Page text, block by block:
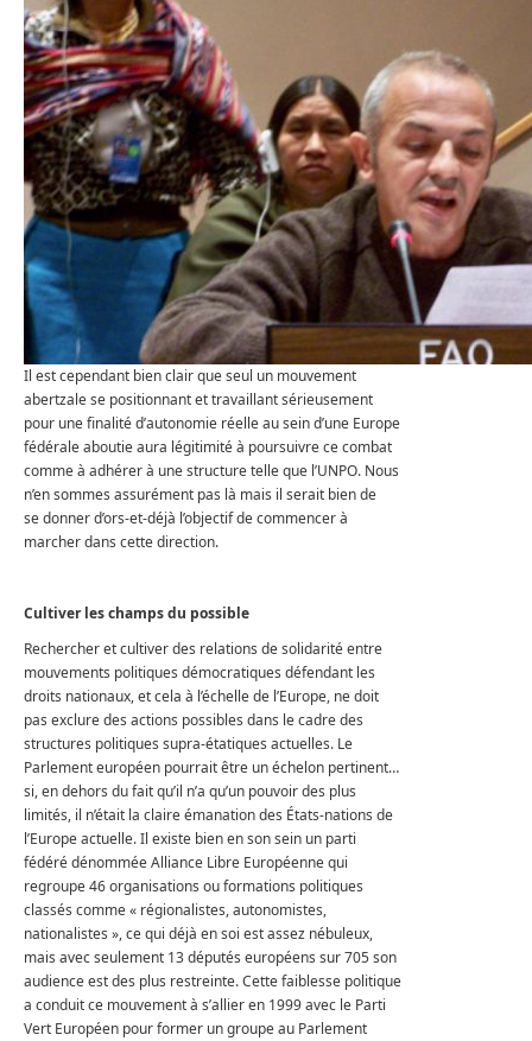
Il est cependant bien clair que seul un mouvement
abertzale se positionnant et travaillant sérieusement
pour une finalité d’autonomie réelle au sein d’une Europe
fédérale aboutie aura légitimité à poursuivre ce combat
comme à adhérer à une structure telle que l’UNPO. Nous
n’en sommes assurément pas là mais il serait bien de
se donner d’ors-et-déjà l’objectif de commencer à
marcher dans cette direction.
Cultiver les champs du possible
Rechercher et cultiver des relations de solidarité entre
mouvements politiques démocratiques défendant les
droits nationaux, et cela à l’échelle de l’Europe, ne doit
pas exclure des actions possibles dans le cadre des
structures politiques supra-étatiques actuelles. Le
Parlement européen pourrait être un échelon pertinent…
si, en dehors du fait qu’il n’a qu’un pouvoir des plus
limités, il n’était la claire émanation des États-nations de
l’Europe actuelle. Il existe bien en son sein un parti
fédéré dénommée Alliance Libre Européenne qui
regroupe 46 organisations ou formations politiques
classés comme « régionalistes, autonomistes,
nationalistes », ce qui déjà en soi est assez nébuleux,
mais avec seulement 13 députés européens sur 705 son
audience est des plus restreinte. Cette faiblesse politique
a conduit ce mouvement à s’allier en 1999 avec le Parti
Vert Européen pour former un groupe au Parlement